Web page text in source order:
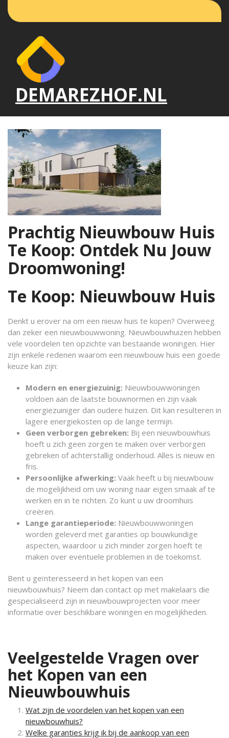
de
DEMAREZHOF.NL
Prachtig Nieuwbouw Huis
Te Koop: Ontdek Nu Jouw
Droomwoning!
Te Koop: Nieuwbouw Huis
Denkt u erover na om een nieuw huis te kopen? Overweeg
dan zeker een nieuwbouwwoning. Nieuwbouwhuizen hebben
vele voordelen ten opzichte van bestaande woningen. Hier
zijn enkele redenen waarom een nieuwbouw huis een goede
keuze kan zijn:
Modern en energiezuinig: Nieuwbouwwoningen
voldoen aan de laatste bouwnormen en zijn vaak
energiezuiniger dan oudere huizen. Dit kan resulteren in
lagere energiekosten op de lange termijn.
Geen verborgen gebreken: Bij een nieuwbouwhuis
hoeft u zich geen zorgen te maken over verborgen
gebreken of achterstallig onderhoud. Alles is nieuw en
fris.
Persoonlijke afwerking: Vaak heeft u bij nieuwbouw
de mogelijkheid om uw woning naar eigen smaak af te
werken en in te richten. Zo kunt u uw droomhuis
creëren.
Lange garantieperiode: Nieuwbouwwoningen
worden geleverd met garanties op bouwkundige
aspecten, waardoor u zich minder zorgen hoeft te
maken over eventuele problemen in de toekomst.
Bent u geïnteresseerd in het kopen van een
nieuwbouwhuis? Neem dan contact op met makelaars die
gespecialiseerd zijn in nieuwbouwprojecten voor meer
informatie over beschikbare woningen en mogelijkheden.
Veelgestelde Vragen over
het Kopen van een
Nieuwbouwhuis
Wat zijn de voordelen van het kopen van een
nieuwbouwhuis?
Welke garanties krijg ik bij de aankoop van een